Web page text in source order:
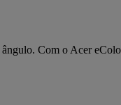
Com o Acer